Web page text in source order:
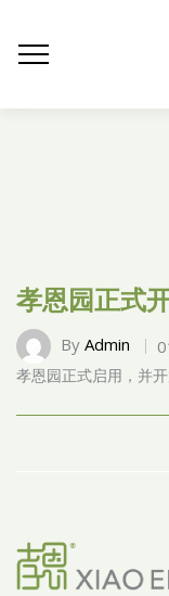
孝恩园正式
By Admin
孝恩园正式启用，并开